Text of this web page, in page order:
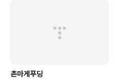
촌마게푸딩